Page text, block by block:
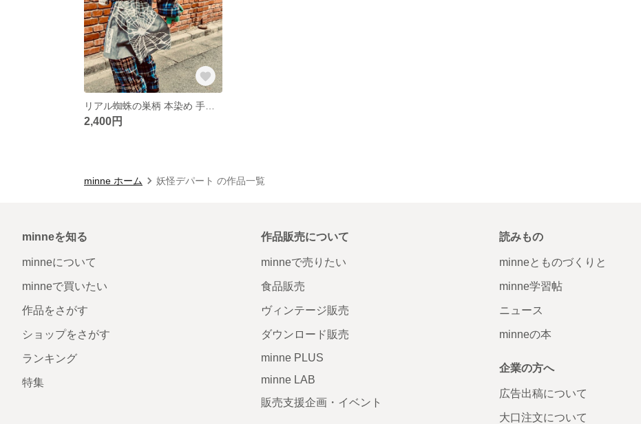
2,400円
minne ホーム 妖怪デパート の作品一覧
minneを知る
minneについて
minneで買いたい
作品をさがす
ショップをさがす
ランキング
特集
作品販売について
minneで売りたい
食品販売
ヴィンテージ販売
ダウンロード販売
minne PLUS
minne LAB
販売支援企画・イベント
読みもの
minneとものづくりと
minne学習帖
ニュース
minneの本
企業の方へ
広告出稿について
大口注文について